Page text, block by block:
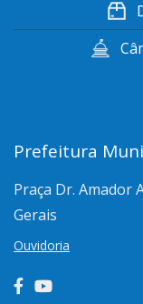
Prefeitura
Praça Dr. Amador
Gerais
Ouvidoria